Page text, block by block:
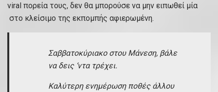
viral πορεία τους, δεν θα μπορούσε να μην ειπωθεί μία
στο κλείσιμο της εκπομπής αφιερωμένη.
Σαββατοκύριακο στου Μάνεση, βάλε
να δεις ‘ντα τρέχει.
Καλύτερη ενημέρωση ποθές άλλου